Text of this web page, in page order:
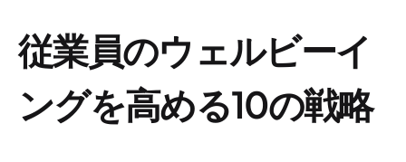
従業員のウェルビーイ
ングを高める10の戦略